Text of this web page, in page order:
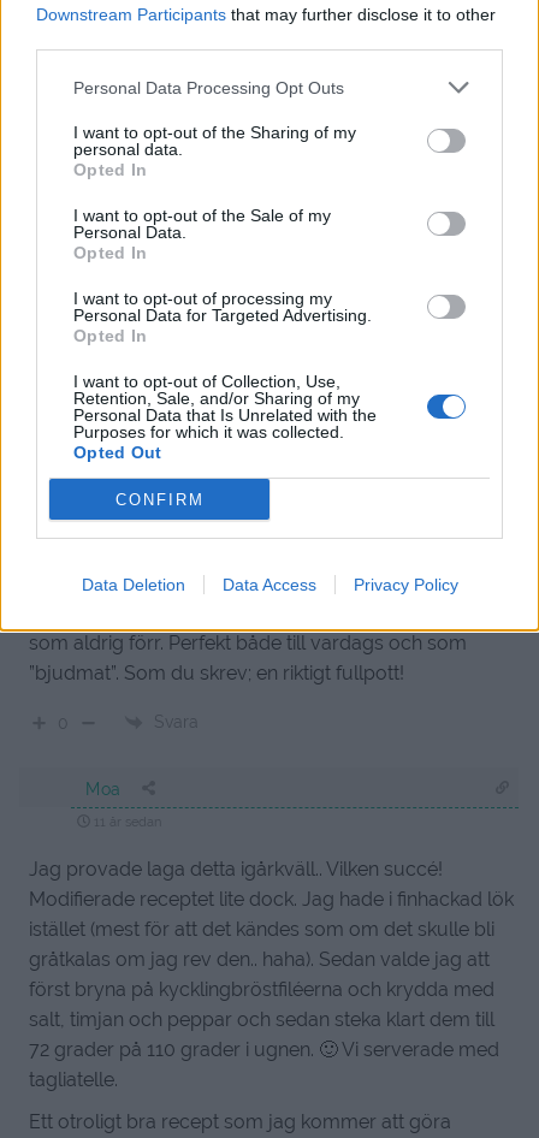
Downstream Participants that may further disclose it to other
Personal Data Processing Opt Outs
I want to opt-out of the Sharing of my
personal data.
Opted In
I want to opt-out of the Sale of my
Personal Data.
Opted In
I want to opt-out of processing my
Personal Data for Targeted Advertising.
Opted In
I want to opt-out of Collection, Use,
Retention, Sale, and/or Sharing of my
Personal Data that Is Unrelated with the
Purposes for which it was collected.
Opted Out
CONFIRM
Data Deletion Data Access Privacy Policy
0 Svara
Zandra
Detta var supergott! Högsta betyg från hela gänget här
Svara
Annika
11 år sedan
Det här har vi ätit i dag, fantastiskt gott!
Svara
Mikaela
11 år sedan
Detta gjorde vi idag, och det var fantastiskt!
som aldrig förr. Perfekt både till vardags och som
”bjudmat”. Som du skrev; en riktigt fullpott!
Svara
Moa
11 år sedan
Jag provade laga detta igårkväll.. Vilken succé!
Modifierade receptet lite dock. Jag hade i finhackad lök
istället (mest för att det kändes som om det skulle bli
gråtkalas om jag rev den.. haha). Sedan valde jag att
först bryna på kycklingbröstfiléerna och krydda med
salt, timjan och peppar och sedan steka klart dem till
72 grader på 110 grader i ugnen. 🙂 Vi serverade med
tagliatelle.
Ett otroligt bra recept som jag kommer att göra